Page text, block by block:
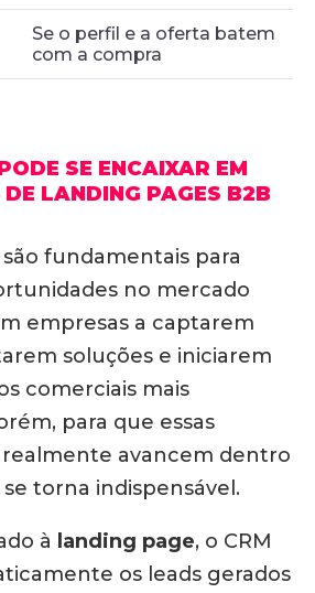
Se o perfil e a oferta batem
com a compra
SE ENCAIXAR EM
LANDING PAGES B2B
fundamentais para
no mercado
empresas a captarem
soluções e iniciarem
comerciais mais
para que essas
avancem dentro
torna indispensável.
à landing page, o CRM
os leads gerados